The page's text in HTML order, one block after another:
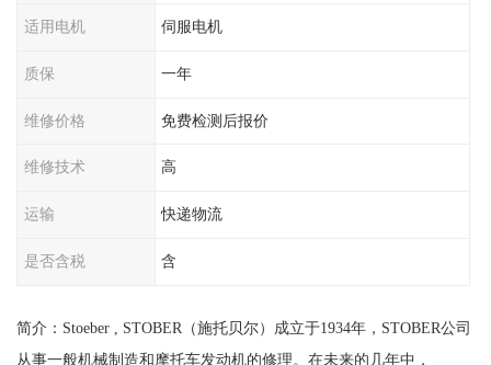
适用电机 伺服电机
质保 一年
维修价格 免费检测后报价
维修技术 高
运输 快递物流
是否含税 含
简介：Stoeber , STOBER（施托贝尔）成立于1934年，STOBER公司
从事一般机械制造和摩托车发动机的修理。在未来的几年中，